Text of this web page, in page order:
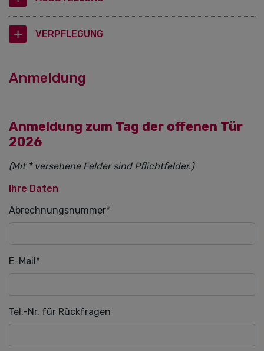
VERPFLEGUNG
Anmeldung
Anmeldung zum Tag der offenen Tür
2026
(Mit * versehene Felder sind Pflichtfelder.)
Ihre Daten
Pflichtfeld
Abrechnungsnummer*
Pflichtfeld
E-Mail*
Tel.-Nr. für Rückfragen